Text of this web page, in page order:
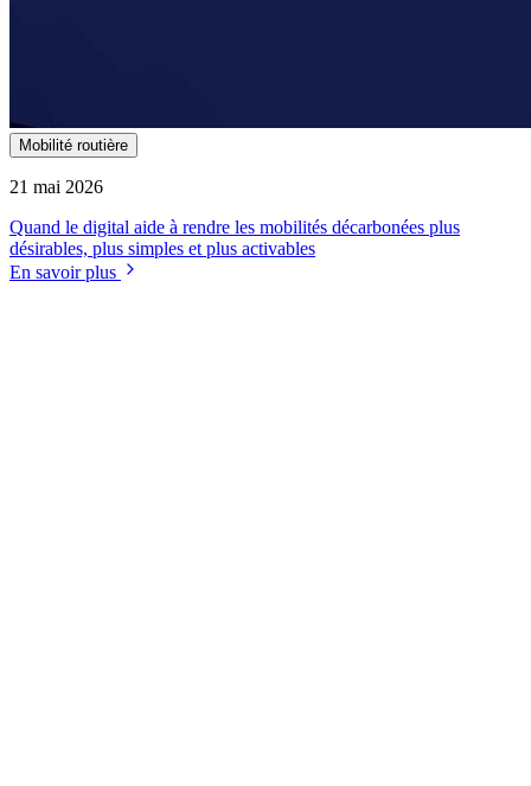
Mobilité routière
21 mai 2026
Quand le digital aide à rendre les mobilités décarbonées plus
désirables, plus simples et plus activables
En savoir plus